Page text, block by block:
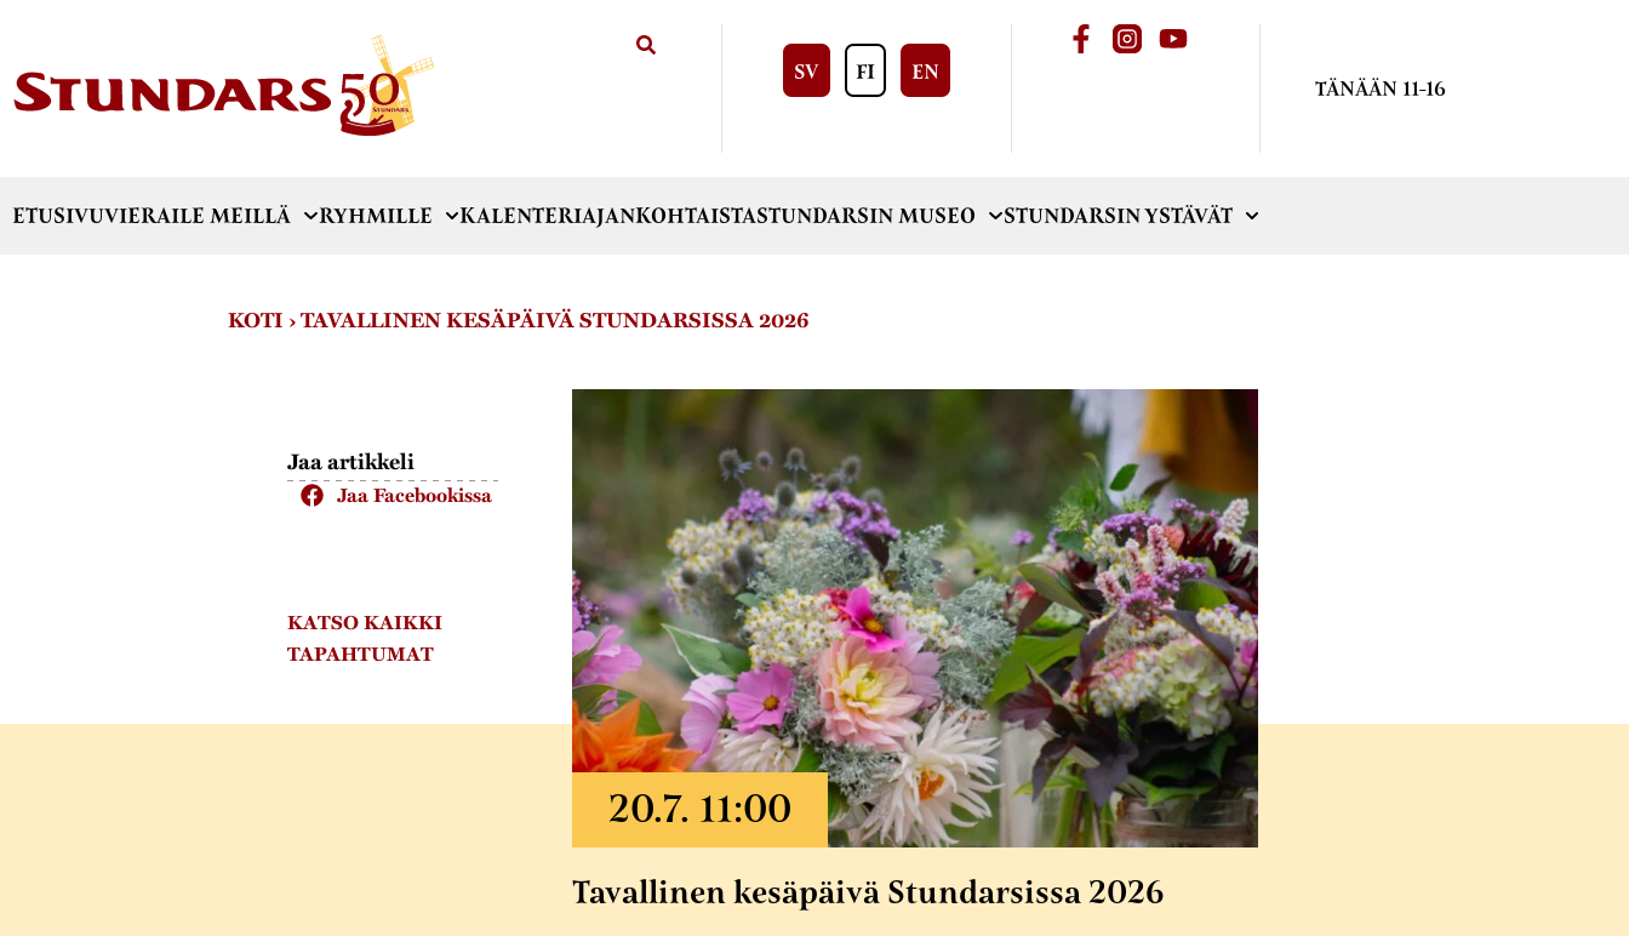
SV FI EN
TÄNÄÄN 11-16
ETUSIVUVIERAILE MEILLÄ RYHMILLE KALENTERIAJANKOHTAISTASTUNDARSIN MUSEO STUNDARSIN YSTÄVÄT
KOTI ›TAVALLINEN KESÄPÄIVÄ STUNDARSISSA 2026
Jaa artikkeli
Jaa Facebookissa
KATSO KAIKKI
TAPAHTUMAT
Tavallinen kesäpäivä Stundarsissa 2026